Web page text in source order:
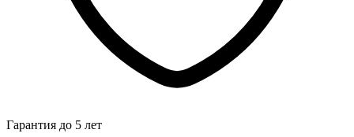
Гарантия до 5 лет